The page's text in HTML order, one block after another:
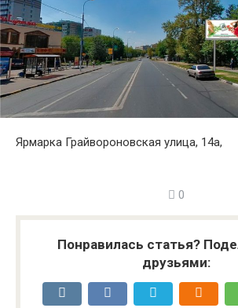
Ярмарка Грайвороновская улица, 14а,
0
Понравилась статья?
друзьями: